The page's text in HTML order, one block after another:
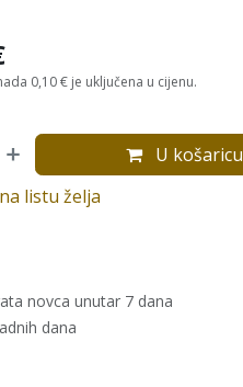
U košaricu
listu želja
0,10 € je uključena u cijenu.
novca unutar 7 dana
dana